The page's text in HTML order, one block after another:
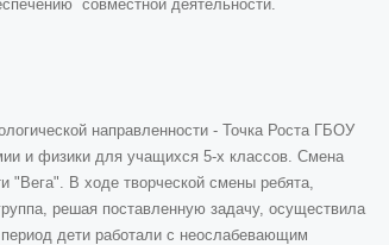
совместной деятельности.
направленности - Точка Роста ГБОУ
и физики для учащихся 5-х классов. Смена
"Вега". В ходе творческой смены ребята,
решая поставленную задачу, осуществила
дети работали с неослабевающим